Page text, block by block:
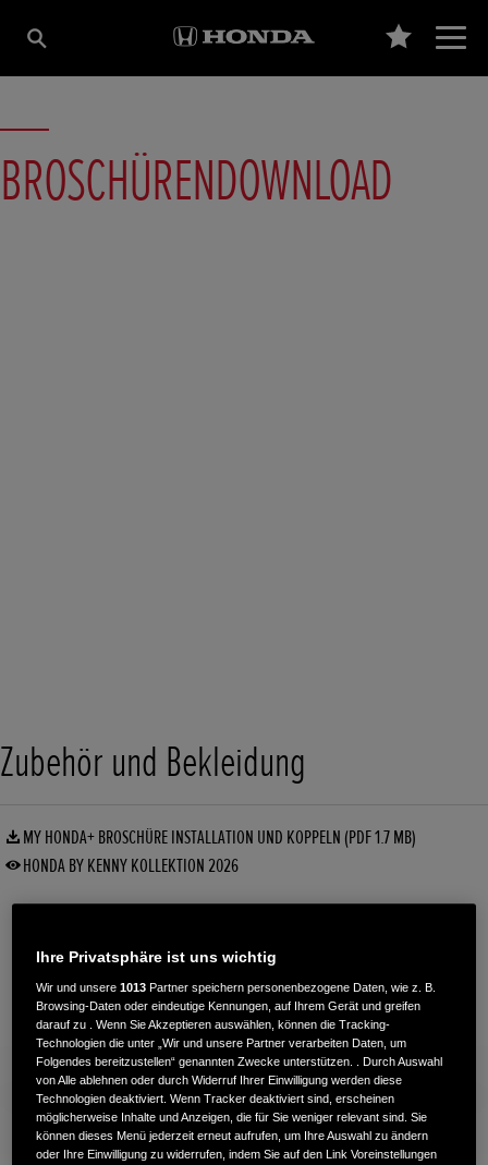
BROSCHÜRENDOWNLOAD
Zubehör und Bekleidung
MY HONDA+ BROSCHÜRE INSTALLATION UND KOPPELN (PDF 1.7 MB)
HONDA BY KENNY KOLLEKTION 2026
Ihre Privatsphäre ist uns wichtig
Wir und unsere1013 Partner speichern personenbezogene Daten, wie z. B.
Browsing-Daten oder eindeutige Kennungen, auf Ihrem Gerät und greifen
darauf zu . Wenn Sie Akzeptieren auswählen, können die Tracking-
Technologien die unter „Wir und unsere Partner verarbeiten Daten, um
Folgendes bereitzustellen“ genannten Zwecke unterstützen. . Durch Auswahl
von Alle ablehnen oder durch Widerruf Ihrer Einwilligung werden diese
Technologien deaktiviert. Wenn Tracker deaktiviert sind, erscheinen
möglicherweise Inhalte und Anzeigen, die für Sie weniger relevant sind. Sie
können dieses Menü jederzeit erneut aufrufen, um Ihre Auswahl zu ändern
oder Ihre Einwilligung zu widerrufen, indem Sie auf den Link Voreinstellungen